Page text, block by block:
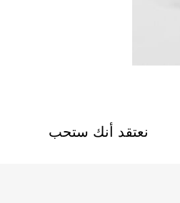
نعتقد أنك ستحب